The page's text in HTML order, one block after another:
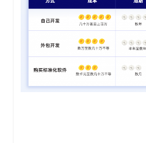
例
白
皮